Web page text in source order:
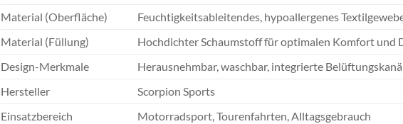
Material (Oberfläche)
Feuchtigkeitsableitendes, hypoallergenes
Material (Füllung)
Hochdichter Schaumstoff für optimalen Komfort und
Design-Merkmale
Herausnehmbar, waschbar, integrierte
Hersteller
Scorpion Sports
Einsatzbereich
Motorradsport, Tourenfahrten, Alltagsgebrauch